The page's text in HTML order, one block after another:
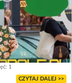
1
CZYTAJ DALEJ >>